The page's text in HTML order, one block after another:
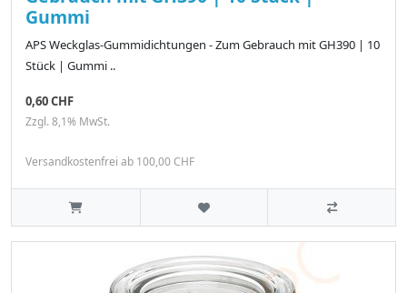
Gummi
APS Weckglas-Gummidichtungen - Zum Gebrauch mit GH390 | 10
Stück | Gummi ..
0,60 CHF
Zzgl. 8,1% MwSt.
Versandkostenfrei ab 100,00 CHF